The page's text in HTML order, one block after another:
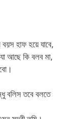
হাফ হয়ে যাবে,
আছে কি বলব মা,
বলিস তবে বলতে